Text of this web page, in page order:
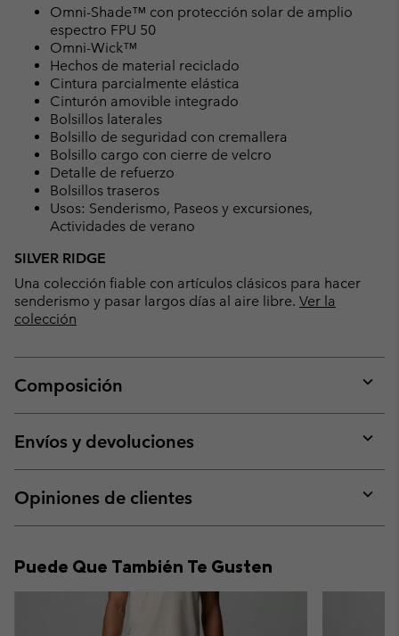
Omni-Shade™ con protección solar de amplio
espectro FPU 50
Omni-Wick™
Hechos de material reciclado
Cintura parcialmente elástica
Cinturón amovible integrado
Bolsillos laterales
Bolsillo de seguridad con cremallera
Bolsillo cargo con cierre de velcro
Detalle de refuerzo
Bolsillos traseros
Usos: Senderismo, Paseos y excursiones,
Actividades de verano
SILVER RIDGE
Una colección fiable con artículos clásicos para hacer
senderismo y pasar largos días al aire libre. Ver la
colección
Composición
or
Envíos y devoluciones
or
Opiniones de clientes
or
Puede Que También Te Gusten